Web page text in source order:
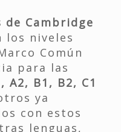
de Cambridge
los niveles
Común
para las
A2, B1, B2, C1
ya
con estos
lenguas,